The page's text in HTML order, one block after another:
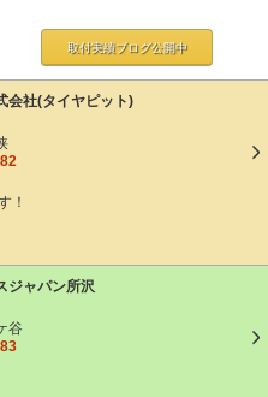
取付実績ブログ公開中
会社(タイヤピット)
！
ジャパン所沢
谷